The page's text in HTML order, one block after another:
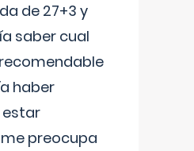
de 27+3 y
saber cual
haber
estar
preocupa